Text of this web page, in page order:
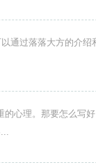
通过落落大方的介
心理。那要怎么写